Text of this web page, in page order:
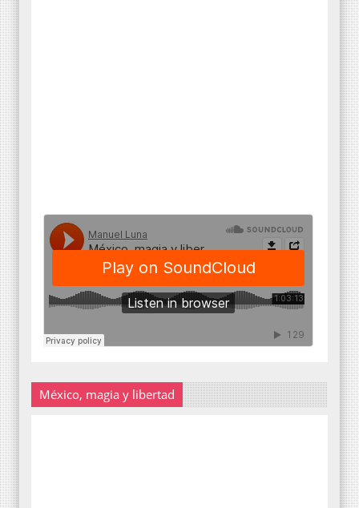
México, magia y libertad